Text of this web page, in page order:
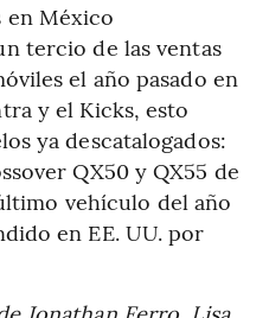
en México
tercio de las ventas
el año pasado en
y el Kicks, esto
ya descatalogados:
QX50 y QX55 de
vehículo del año
en EE. UU. por